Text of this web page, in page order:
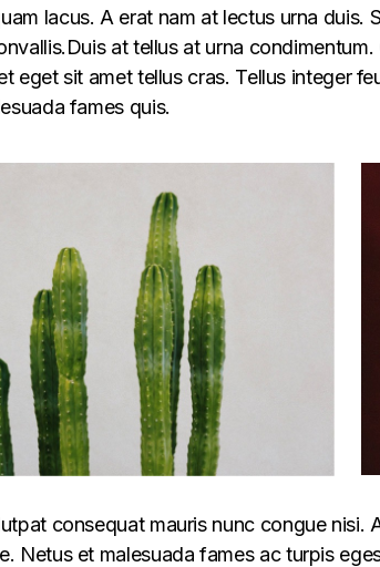
lacus. A erat nam at lectus urna duis.
at tellus at urna
eget sit amet tellus cras. Tellus integer
fames quis.
consequat mauris nunc congue nisi.
Netus et malesuada fames ac turpis